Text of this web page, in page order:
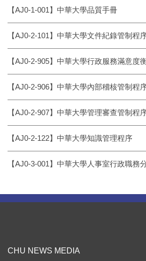
【AJ0-1-001】中華大學品質手冊
【AJ0-2-101】中華大學文件紀錄管制程
【AJ0-2-905】中華大學行政服務滿意度
【AJ0-2-906】中華大學內部稽核管制程
【AJ0-2-907】中華大學管理審查管制程
【AJ0-2-122】中華大學知識管理程序
【AJ0-3-001】中華大學人事室行政職務
CHU NEWS MEDIA